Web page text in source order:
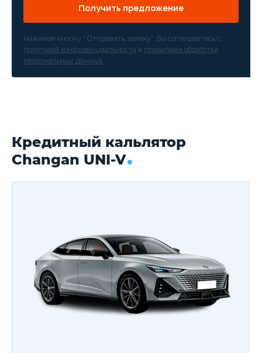
Получить предложение
Нажимая кнопку “Отправить заявку”, Вы соглашаетесь с
политикой конфиденциальности и правилами обработки
персональных данных
Кредитный кальлятор
Changan UNI-V